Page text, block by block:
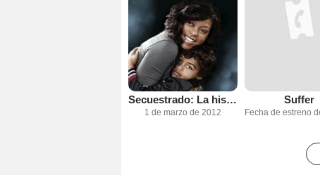
Secuestrado: La historia de Tiffany Rubin
1 de marzo de 2012
Suffer